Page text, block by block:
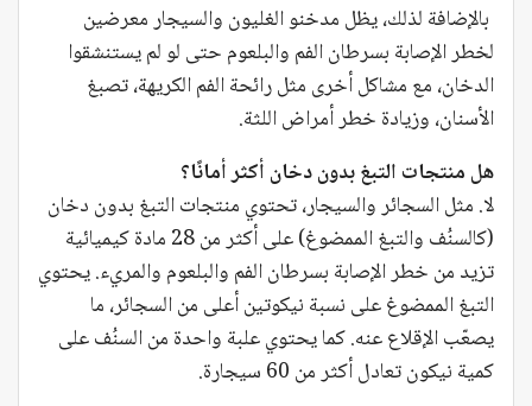
بالإضافة لذلك، يظل مدخنو الغليون والسيجار معرضين
لخطر الإصابة بسرطان الفم والبلعوم حتى لو لم يستنشقوا
الدخان، مع مشاكل أخرى مثل رائحة الفم الكريهة، تصبغ
الأسنان، وزيادة خطر أمراض اللثة.
هل منتجات التبغ بدون دخان أكثر أمانًا؟
لا. مثل السجائر والسيجار، تحتوي منتجات التبغ بدون دخان
(كالسنُف والتبغ الممضوغ) على أكثر من 28 مادة كيميائية
تزيد من خطر الإصابة بسرطان الفم والبلعوم والمريء. يحتوي
التبغ الممضوغ على نسبة نيكوتين أعلى من السجائر، ما
يصعّب الإقلاع عنه. كما يحتوي علبة واحدة من السنُف على
كمية نيكون تعادل أكثر من 60 سيجارة.